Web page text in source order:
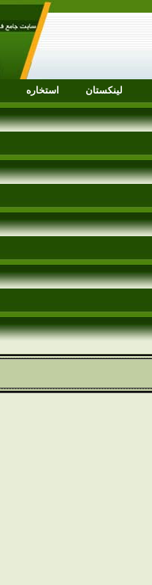
لینکستان استخاره